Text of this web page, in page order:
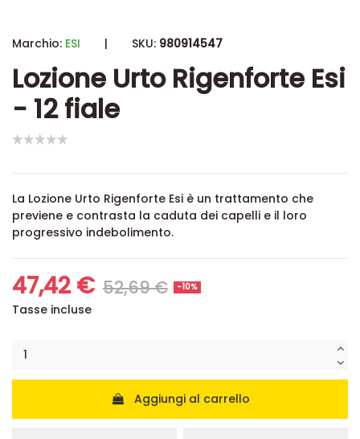
Marchio: ESI | SKU: 980914547
Lozione Urto Rigenforte Esi
- 12 fiale
La Lozione Urto Rigenforte Esi è un trattamento che
previene e contrasta la caduta dei capelli e il loro
progressivo indebolimento.
47,42 € 52,69 € -10%
Tasse incluse
Aggiungi al carrello